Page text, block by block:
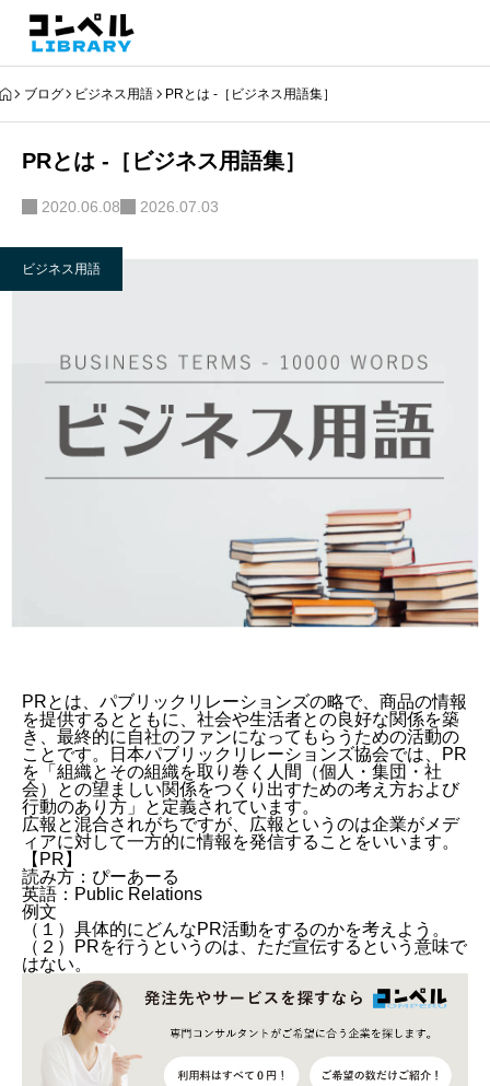
ブログ ビジネス用語 PRとは -［ビジネス用語集］
PRとは -［ビジネス用語集］
2020.06.08 2026.07.03
ビジネス用語
PRとは、パブリックリレーションズの略で、商品の情報
を提供するとともに、社会や生活者との良好な関係を築
き、最終的に自社のファンになってもらうための活動の
ことです。日本パブリックリレーションズ協会では、PR
を「組織とその組織を取り巻く人間（個人・集団・社
会）との望ましい関係をつくり出すための考え方および
行動のあり方」と定義されています。
広報と混合されがちですが、広報というのは企業がメデ
ィアに対して一方的に情報を発信することをいいます。
【PR】
読み方：ぴーあーる
英語：Public Relations
例文
（１）具体的にどんなPR活動をするのかを考えよう。
（２）PRを行うというのは、ただ宣伝するという意味で
はない。